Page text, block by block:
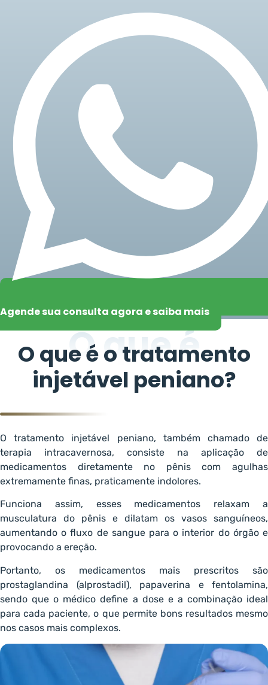
Agende sua consulta agora e saiba mais
O que é
O que é o tratamento
injetável peniano?
O tratamento injetável peniano, também chamado de
terapia intracavernosa, consiste na aplicação de
medicamentos diretamente no pênis com agulhas
extremamente finas, praticamente indolores.
Funciona assim, esses medicamentos relaxam a
musculatura do pênis e dilatam os vasos sanguíneos,
aumentando o fluxo de sangue para o interior do órgão e
provocando a ereção.
Portanto, os medicamentos mais prescritos são
prostaglandina (alprostadil), papaverina e fentolamina,
sendo que o médico define a dose e a combinação ideal
para cada paciente, o que permite bons resultados mesmo
nos casos mais complexos.